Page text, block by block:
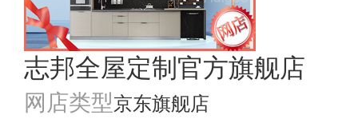
志邦全屋定制官方旗舰店
网店类型京东旗舰店